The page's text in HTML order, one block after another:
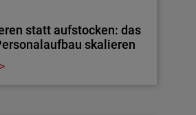
statt aufstocken: das
skalieren